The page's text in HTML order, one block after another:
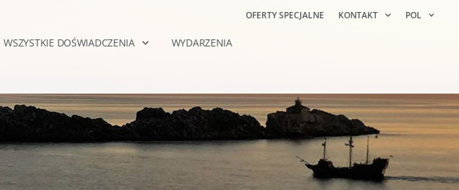
OFERTY SPECJALNE KONTAKT POL
WSZYSTKIE DOŚWIADCZENIA WYDARZENIA